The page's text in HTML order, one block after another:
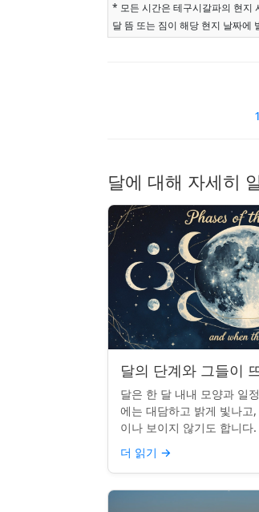
* 모든 시간은 테구시갈파의 현지
달 뜸 또는 짐이 해당 현지 날짜에
달에 대해 자세히
달의 단계와 그들이
달은 한 달 내내 모양과 일
에는 대담하고 밝게 빛나고
이나 보이지 않기도 합니다
나는 시기를 궁금해한 적이
다. 사실 그 타...
더 읽기 →